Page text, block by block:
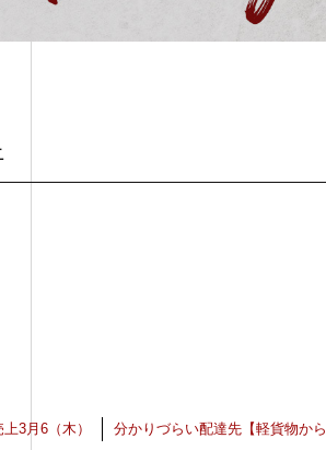
3月6（木） 分かりづらい配達先【軽貨物から